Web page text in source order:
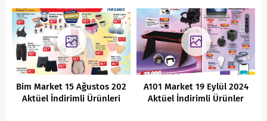
Bim Market 15 Ağustos 202
Aktüel İndirimli Ürünleri
A101 Market 19 Eylül 2024
Aktüel İndirimli Ürünler